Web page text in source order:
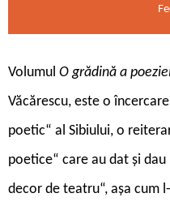
Volumul O grădină a
Văcărescu, este o
poetic“ al Sibiului, o
poetice“ care au dat și
decor de teatru“, așa cum